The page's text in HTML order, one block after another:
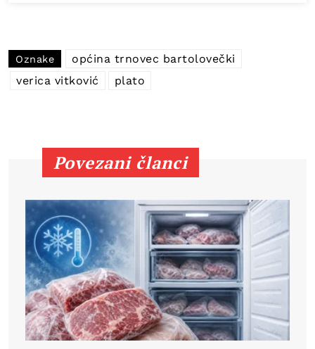
Oznake
općina trnovec bartolovečki
verica vitković
plato
Povezani članci